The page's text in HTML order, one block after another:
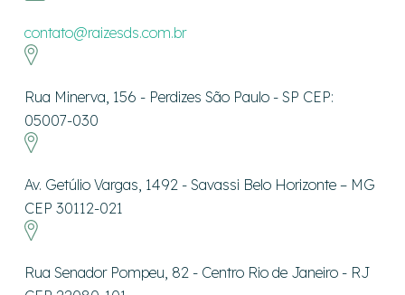
contato@raizesds.com.br
Rua Minerva, 156 - Perdizes São Paulo - SP CEP:
05007-030
Av. Getúlio Vargas, 1492 - Savassi Belo Horizonte – MG
CEP 30112-021
Rua Senador Pompeu, 82 - Centro Rio de Janeiro - RJ